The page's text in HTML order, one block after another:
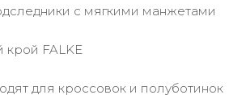
с мягкими манжетами
крой FALKE
для кроссовок и полуботинок